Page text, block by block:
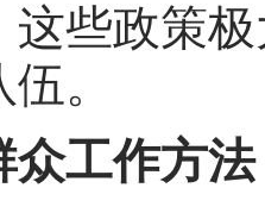
这些政策
。
工作方法